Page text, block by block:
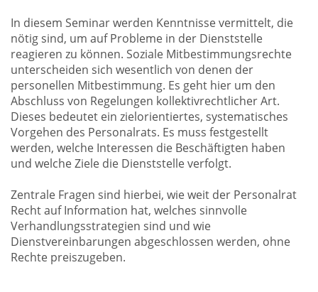
In diesem Seminar werden Kenntnisse vermittelt, die
nötig sind, um auf Probleme in der Dienststelle
reagieren zu können. Soziale Mitbestimmungsrechte
unterscheiden sich wesentlich von denen der
personellen Mitbestimmung. Es geht hier um den
Abschluss von Regelungen kollektivrechtlicher Art.
Dieses bedeutet ein zielorientiertes, systematisches
Vorgehen des Personalrats. Es muss festgestellt
werden, welche Interessen die Beschäftigten haben
und welche Ziele die Dienststelle verfolgt.
Zentrale Fragen sind hierbei, wie weit der Personalrat
Recht auf Information hat, welches sinnvolle
Verhandlungsstrategien sind und wie
Dienstvereinbarungen abgeschlossen werden, ohne
Rechte preiszugeben.